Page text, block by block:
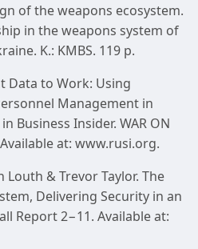
of the weapons ecosystem.
in the weapons system of
K.: KMBS. 119 p.
Data to Work: Using
Management in
Business Insider. WAR ON
Available at: www.rusi.org.
& Trevor Taylor. The
Delivering Security in an
Report 2−11. Available at: